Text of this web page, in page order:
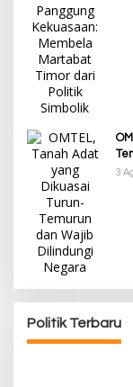
3
Politik Terbaru
Terima
Di Berita, Berita